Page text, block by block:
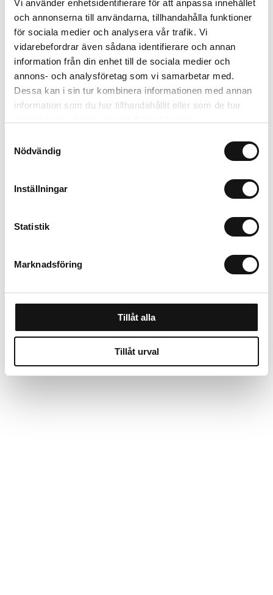
Vi använder enhetsidentifierare för att anpassa innehållet
och annonserna till användarna, tillhandahålla funktioner
för sociala medier och analysera vår trafik. Vi
vidarebefordrar även sådana identifierare och annan
information från din enhet till de sociala medier och
annons- och analysföretag som vi samarbetar med.
Dessa kan i sin tur kombinera informationen med annan
information som du har tillhandahållit eller som de har
Nödvändig
Inställningar
Statistik
Marknadsföring
Tillåt alla
Tillåt urval
594 kr
Lägg i varukorgen
Trygg betalning
Ekologiskt utbud
Valbara fraktmetoder
Beskrivning